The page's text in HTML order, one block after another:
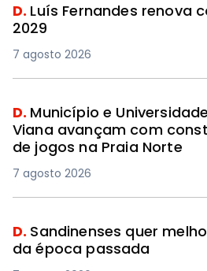
D. Luís Fernandes renova
2029
7 agosto 2026
D. Município e
Viana avançam com
de jogos na Praia Norte
7 agosto 2026
D. Sandinenses quer
da época passada